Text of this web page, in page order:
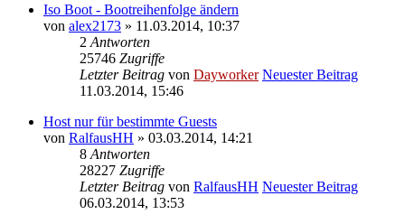
Iso Boot - Bootreihenfolge ändern
von alex2173 » 11.03.2014, 10:37
2 Antworten
25746 Zugriffe
Letzter Beitrag von Dayworker Neuester Beitrag
11.03.2014, 15:46
Host nur für bestimmte Guests
von RalfausHH » 03.03.2014, 14:21
8 Antworten
28227 Zugriffe
Letzter Beitrag von RalfausHH Neuester Beitrag
06.03.2014, 13:53